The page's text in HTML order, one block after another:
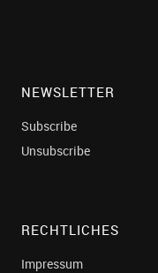
NEWSLETTER
Subscribe
Unsubscribe
RECHTLICHES
Impressum